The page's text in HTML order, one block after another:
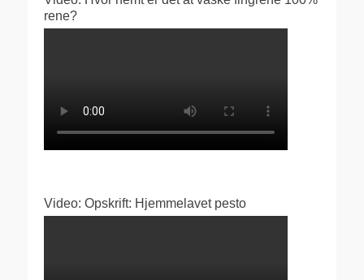
rene?
Video: Opskrift: Hjemmelavet pesto